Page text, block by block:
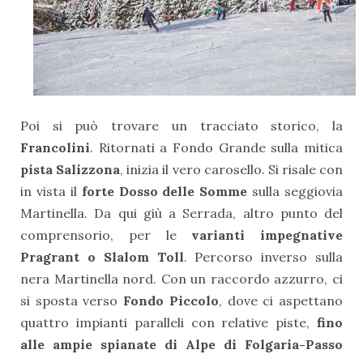
Poi si può trovare un tracciato storico, la
Francolini. Ritornati a Fondo Grande sulla mitica
pista Salizzona, inizia il vero carosello. Si risale con
in vista il forte Dosso delle Somme sulla seggiovia
Martinella. Da qui giù a Serrada, altro punto del
comprensorio, per le varianti
impegnative
Pragrant o Slalom Toll. Percorso inverso sulla
nera Martinella nord. Con un raccordo azzurro, ci
si sposta verso Fondo Piccolo, dove ci aspettano
quattro impianti paralleli con relative piste, fino
alle ampie spianate di Alpe di Folgaria-Passo